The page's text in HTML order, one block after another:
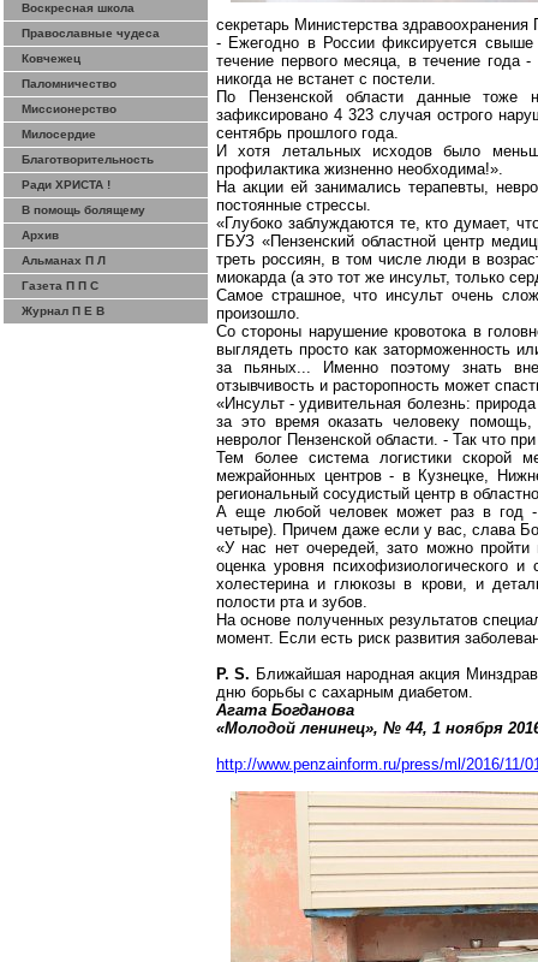
Воскресная школа
Православные чудеса
Ковчежец
Паломничество
Миссионерство
Милосердие
Благотворительность
Ради ХРИСТА !
В помощь болящему
Архив
Альманах П Л
Газета П П С
Журнал П Е В
секретарь Министерства
- Ежегодно в России фиксируется
течение первого месяца, в течение
никогда не встанет с постели.
По Пензенской области данные тоже
зафиксировано 4 323 случая острого
сентябрь прошлого года.
И хотя летальных исходов было
профилактика жизненно необходима!».
На акции ей занимались терапевты,
постоянные стрессы.
«Глубоко заблуждаются те, кто думает,
ГБУЗ «Пензенский областной центр
треть россиян, в том числе люди в
миокарда (а это тот же инсульт, только
Самое страшное, что инсульт очень
произошло.
Со стороны нарушение кровотока в
выглядеть просто как заторможенность
за пьяных... Именно поэтому знать
отзывчивость и расторопность может
«Инсульт - удивительная болезнь:
за это время оказать человеку помощь,
невролог Пензенской области. - Так что
Тем более система логистики скорой
межрайонных центров - в Кузнецке,
региональный сосудистый центр в
А еще любой человек может раз в год -
четыре). Причем даже если у вас, слава
«У нас нет очередей, зато можно
оценка уровня психофизиологического
холестерина и глюкозы в крови, и
полости рта и зубов.
На основе полученных результатов
момент. Если есть риск развития
P. S. Ближайшая народная акция
дню борьбы с сахарным диабетом.
Агата Богданова
«Молодой ленинец», № 44, 1 ноября
http://www.penzainform.ru/press/ml/2016/11/